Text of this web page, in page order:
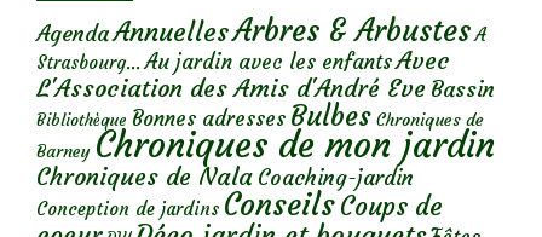
AgendaAnnuellesArbres & Arbustes A
Strasbourg... Au jardin avec les enfantsAvec
L'Association des Amis d'André Eve Bassin
Bibliothèque Bonnes adresses Bulbes Chroniques de
Barney Chroniques de mon jardin
Chroniques de Nala Coaching-jardin
Conception de jardins ConseilsCoups de